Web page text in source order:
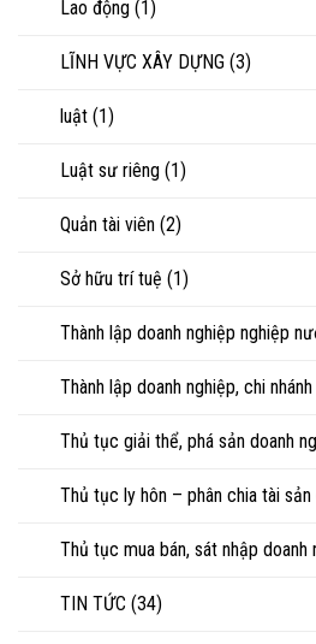
Lao động (1)
LĨNH VỰC XÂY DỰNG (3)
luật (1)
Luật sư riêng (1)
Quản tài viên (2)
Sở hữu trí tuệ (1)
Thành lập doanh nghiệp nghiệp
Thành lập doanh nghiệp, chi
Thủ tục giải thể, phá sản doanh
Thủ tục ly hôn – phân chia tài sản
Thủ tục mua bán, sát nhập doanh
TIN TỨC (34)